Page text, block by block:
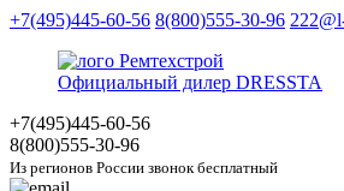
+7(495)445-60-56 8(800)555-30-96
Официальный дилер DRESSTA
+7(495)445-60-56
8(800)555-30-96
Из регионов России звонок бесплатный